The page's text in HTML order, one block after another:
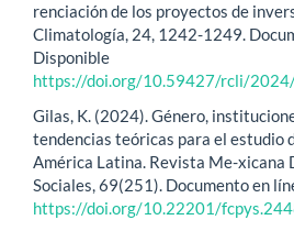
renciación de los proyectos de
Climatología, 24, 1242-1249.
Disponible
https://doi.org/10.59427/rcli/
Gilas, K. (2024). Género,
tendencias teóricas para el estudio
América Latina. Revista Me-xicana
Sociales, 69(251). Documento en
https://doi.org/10.22201/